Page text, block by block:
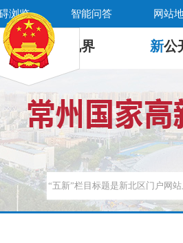
浏览 智能问答 网站
新 视界 新公